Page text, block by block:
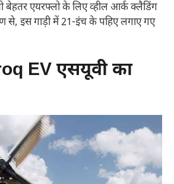
बेहतर एयरफ्लो के लिए व्हील आर्क क्लैडिंग
से, इस गाड़ी में 21-इंच के पहिए लगाए गए
EV एसयूवी का